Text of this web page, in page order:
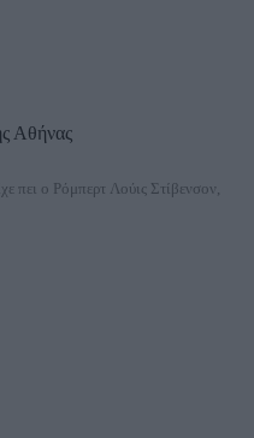
Αθήνας
πει ο Ρόμπερτ Λούις Στίβενσον,